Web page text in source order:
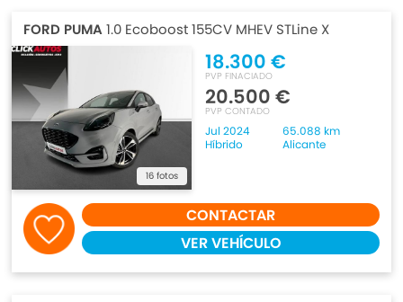
FORD PUMA1.0 Ecoboost 155CV MHEV STLine X
16 fotos
18.300 €
PVP FINACIADO
20.500 €
PVP CONTADO
Jul 2024
65.088 km
Híbrido
Alicante
CONTACTAR
VER VEHÍCULO